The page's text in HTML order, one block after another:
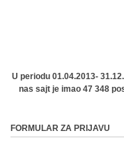
U periodu 01.04.2013-
nas sajt je imao 47 348
FORMULAR ZA PRIJAVU